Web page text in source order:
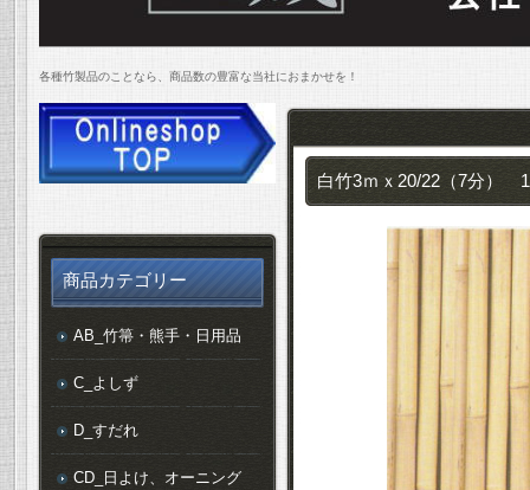
各種竹製品のことなら、商品数の豊富な当社におまかせを！
白竹3ｍｘ20/22（7分）
商品カテゴリー
AB_竹箒・熊手・日用品
C_よしず
D_すだれ
CD_日よけ、オーニング